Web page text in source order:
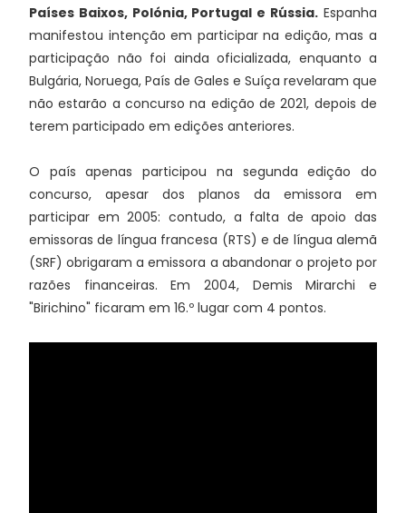
Países Baixos, Polónia, Portugal e Rússia. Espanha
manifestou intenção em participar na edição, mas a
participação não foi ainda oficializada, enquanto a
Bulgária, Noruega, País de Gales e Suíça revelaram que
não estarão a concurso na edição de 2021, depois de
terem participado em edições anteriores.
O país apenas participou na segunda edição do
concurso, apesar dos planos da emissora em
participar em 2005: contudo, a falta de apoio das
emissoras de língua francesa (RTS) e de língua alemã
(SRF) obrigaram a emissora a abandonar o projeto por
razões financeiras. Em 2004, Demis Mirarchi e
"Birichino" ficaram em 16.º lugar com 4 pontos.